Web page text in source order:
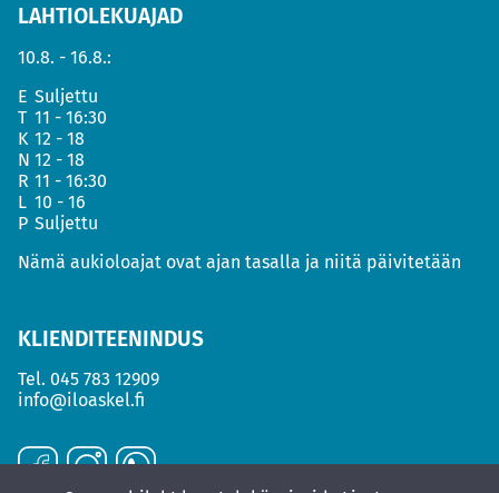
LAHTIOLEKUAJAD
10.8. - 16.8.:
E Suljettu
T 11 - 16:30
K 12 - 18
N 12 - 18
R 11 - 16:30
L 10 - 16
P Suljettu
Nämä aukioloajat ovat ajan tasalla ja niitä päivitetään
KLIENDITEENINDUS
Tel. 045 783 12909
info@iloaskel.fi